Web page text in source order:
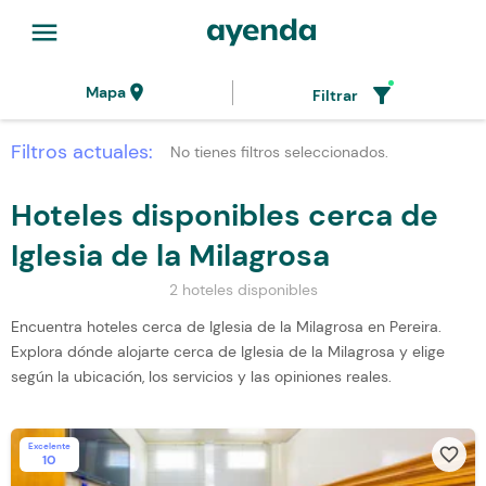
menu
Mapalocation_on Filtrar filter_alt
Filtros actuales: No tienes filtros seleccionados.
Hoteles disponibles cerca de
Iglesia de la Milagrosa
2 hoteles disponibles
Encuentra hoteles cerca de Iglesia de la Milagrosa en Pereira.
Explora dónde alojarte cerca de Iglesia de la Milagrosa y elige
según la ubicación, los servicios y las opiniones reales.
Excelente
10 favorite_border